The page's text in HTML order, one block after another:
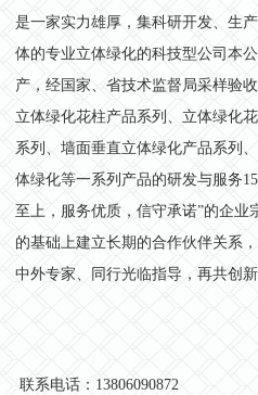
是一家实力雄厚，集科研开发、生
体的专业立体绿化的科技型公司本
产，经国家、省技术监督局采样验
立体绿化花柱产品系列、立体绿化
系列、墙面垂直立体绿化产品系列
体绿化等一系列产品的研发与服务
至上，服务优质，信守承诺”的企业
的基础上建立长期的合作伙伴关系
中外专家、同行光临指导，再共创
联系电话：13806090872